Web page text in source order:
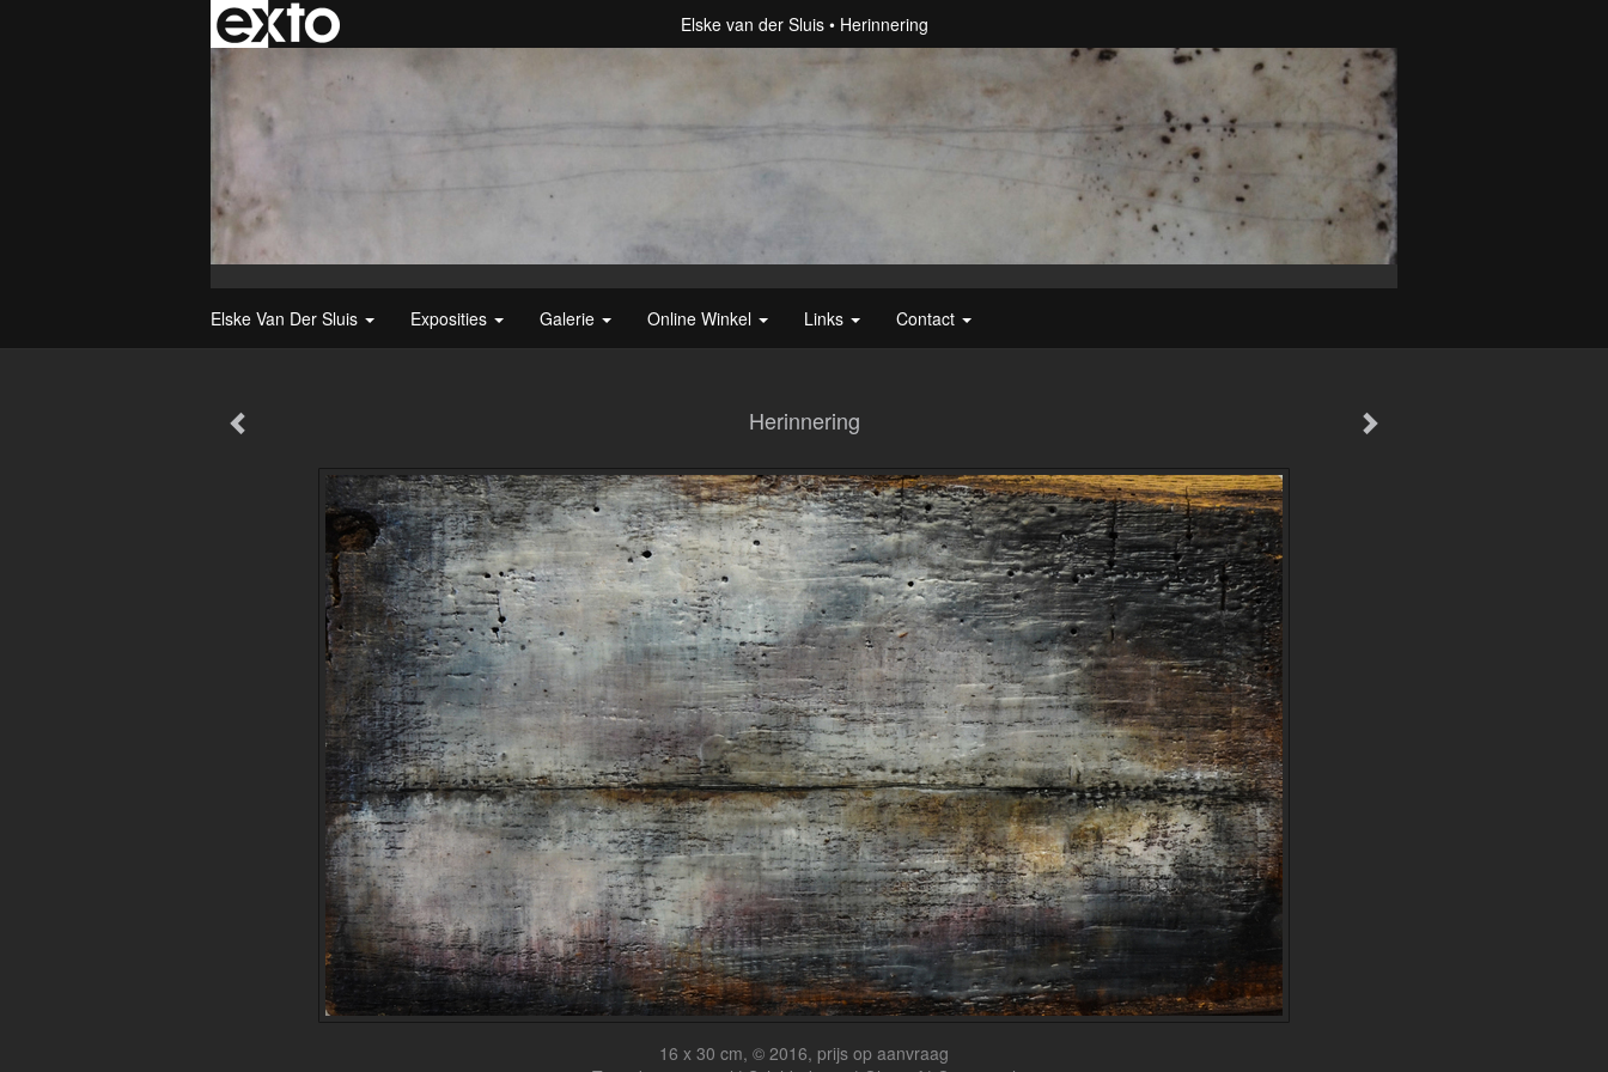
Elske van der Sluis Herinnering
Elske Van Der Sluis Exposities Galerie Online Winkel Links Contact
Herinnering
16 x 30 cm, © 2016, prijs op aanvraag